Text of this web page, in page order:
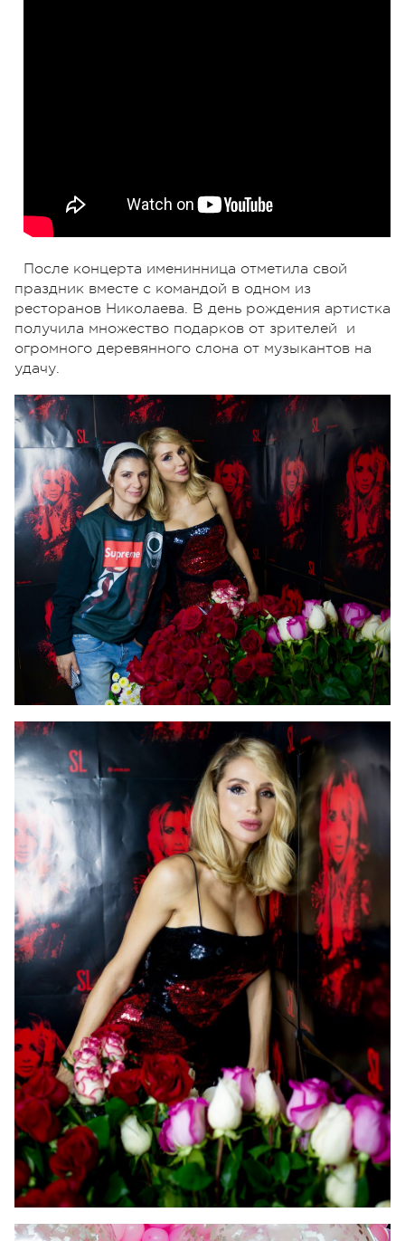
После концерта именинница отметила свой
праздник вместе с командой в одном из
ресторанов Николаева. В день рождения артистка
получила множество подарков от зрителей и
огромного деревянного слона от музыкантов на
удачу.